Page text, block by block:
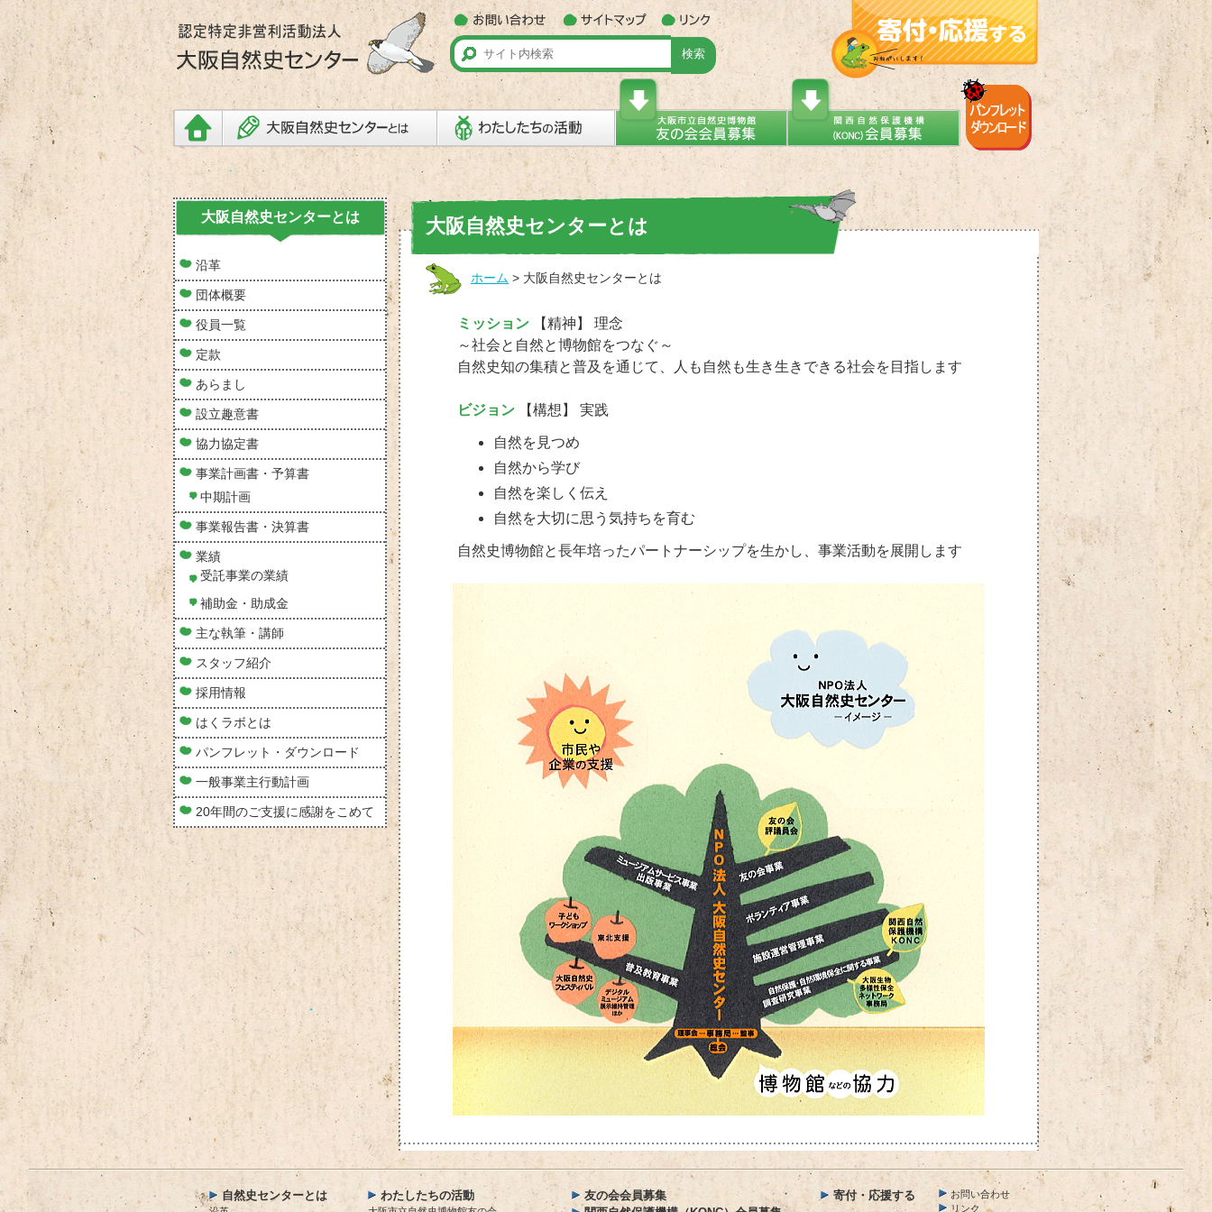
検索
大阪自然史センターとは
沿革
団体概要
役員一覧
定款
あらまし
設立趣意書
協力協定書
事業計画書・予算書
中期計画
事業報告書・決算書
業績
受託事業の業績
補助金・助成金
主な執筆・講師
スタッフ紹介
採用情報
はくラボとは
パンフレット・ダウンロード
一般事業主行動計画
20年間のご支援に感謝をこめて
大阪自然史センターとは
ホーム > 大阪自然史センターとは
ミッション 【精神】 理念
～社会と自然と博物館をつなぐ～
自然史知の集積と普及を通じて、人も自然も生き生きできる社会を目指します
ビジョン 【構想】 実践
自然を見つめ
自然から学び
自然を楽しく伝え
自然を大切に思う気持ちを育む
自然史博物館と長年培ったパートナーシップを生かし、事業活動を展開します
自然史センターとは わたしたちの活動
友の会会員募集
寄付・応援する
お問い合わせ
リンク